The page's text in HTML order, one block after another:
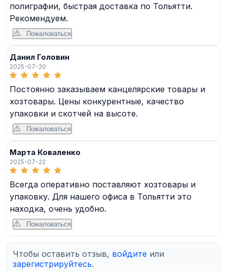
полиграфии, быстрая доставка по Тольятти.
Рекомендуем.
Пожаловаться
Данил Головин
2025-07-20
Постоянно заказываем канцелярские товары и
хозтовары. Цены конкурентные, качество
упаковки и скотчей на высоте.
Пожаловаться
Марта Коваленко
2025-07-22
Всегда оперативно поставляют хозтовары и
упаковку. Для нашего офиса в Тольятти это
находка, очень удобно.
Пожаловаться
Чтобы оставить отзыв, войдите или
зарегистрируйтесь.